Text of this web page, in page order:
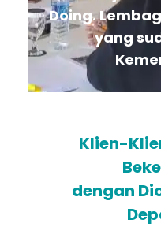
Doing.
yang
Klien-
dengan